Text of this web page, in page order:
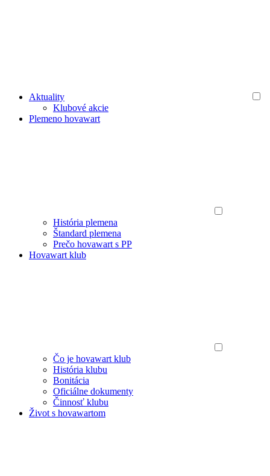
Aktuality
Klubové akcie
Plemeno hovawart
História plemena
Štandard plemena
Prečo hovawart s PP
Hovawart klub
Čo je hovawart klub
História klubu
Bonitácia
Oficiálne dokumenty
Činnosť klubu
Život s hovawartom